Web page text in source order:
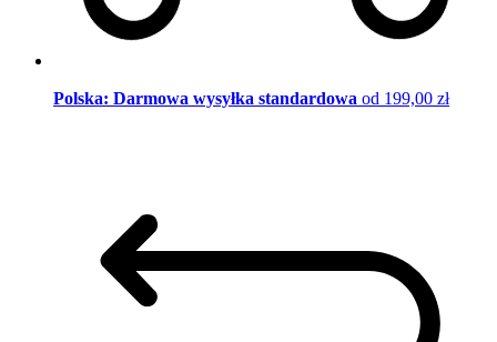
Polska: Darmowa wysyłka standardowa od 199,00 zł